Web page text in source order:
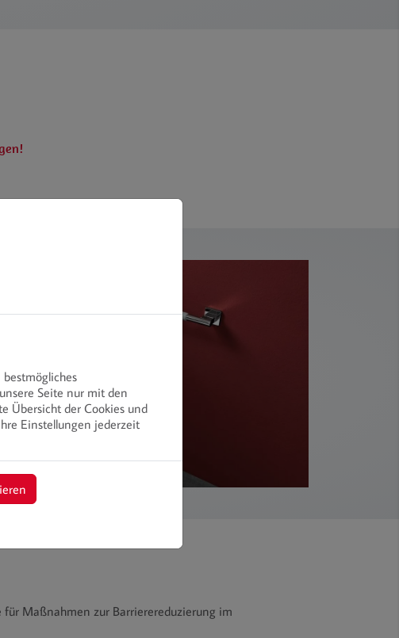
Maßnahmen zur Barrierereduzierung im
Seite nur mit den
Übersicht der Cookies und
Einstellungen jederzeit